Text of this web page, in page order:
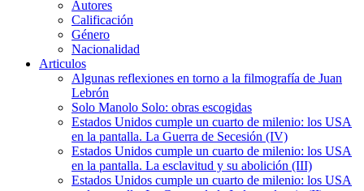
Autores
Calificación
Género
Nacionalidad
Articulos
Algunas reflexiones en torno a la filmografía de Juan
Lebrón
Solo Manolo Solo: obras escogidas
Estados Unidos cumple un cuarto de milenio: los USA
en la pantalla. La Guerra de Secesión (IV)
Estados Unidos cumple un cuarto de milenio: los USA
en la pantalla. La esclavitud y su abolición (III)
Estados Unidos cumple un cuarto de milenio: los USA